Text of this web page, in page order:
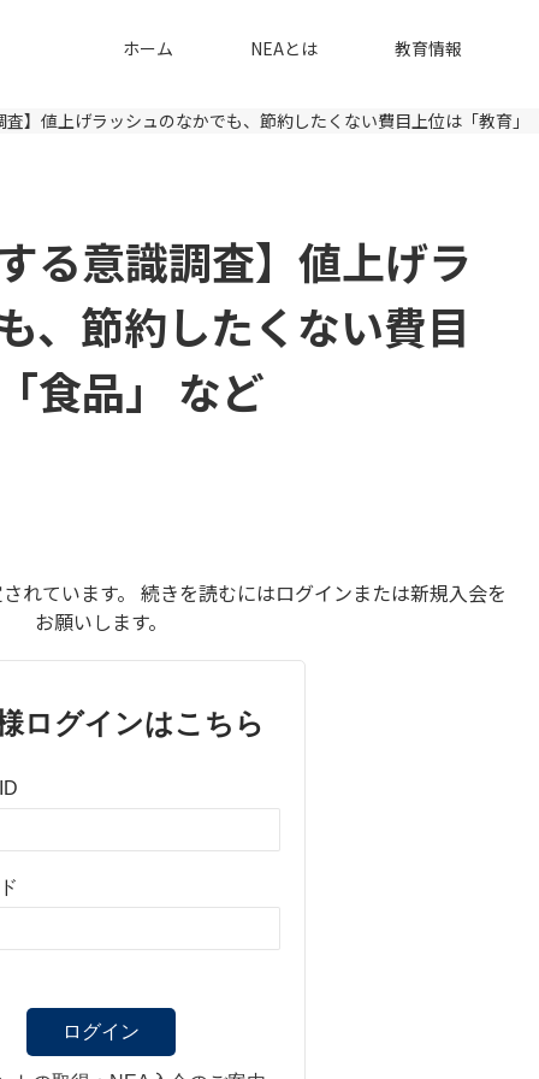
ホーム NEAとは 教育情報
】値上げラッシュのなかでも、節約したくない費目上位は「教育」
る意識調査】値上げラ
、節約したくない費目
食品」 など
れています。 続きを読むにはログインまたは新規入会を
お願いします。
ログインはこちら